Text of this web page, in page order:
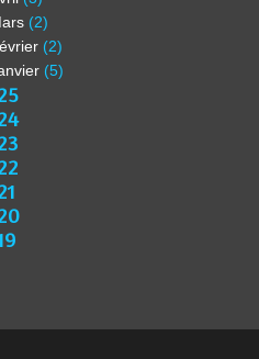
(2)
(2)
(5)